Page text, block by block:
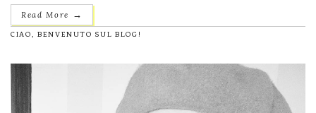
Read More →
CIAO, BENVENUTO SUL BLOG!